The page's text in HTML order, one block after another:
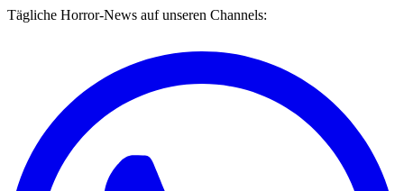
Tägliche Horror-News auf unseren Channels: